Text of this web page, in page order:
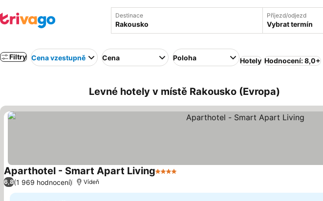
Destinace Příjezd/odjezd
Vybrat termín
Filtry Cena vzestupně Cena Poloha Hotely Hodnocení: 8,0+
Levné hotely v místě Rakousko (Evropa)
Aparthotel - Smart Apart Living4 Počet hvězdiček
6,8(1 969 hodnocení) Vídeň